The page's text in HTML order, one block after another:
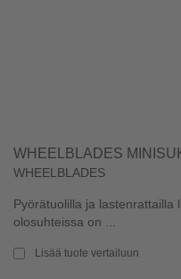
WHEELBLADES
WHEELBLADES
Pyörätuolilla ja lastenrattailla
olosuhteissa on ...
Lisää tuote vertailuun